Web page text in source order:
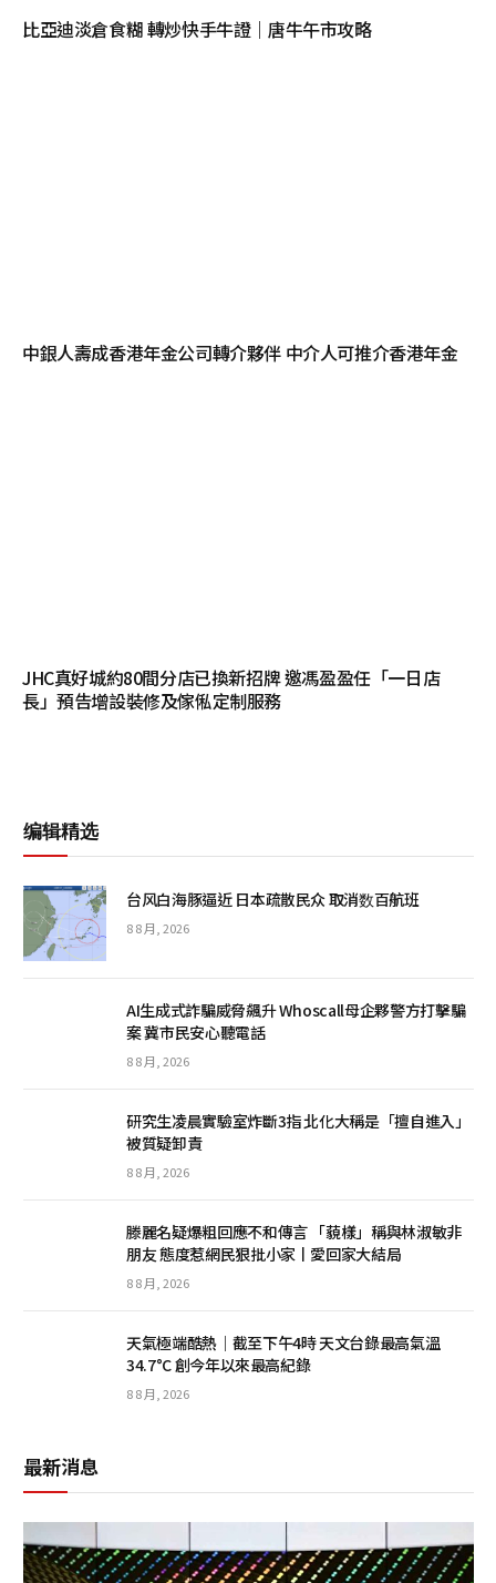
比亞迪淡倉食糊 轉炒快手牛證｜唐牛午市攻略
中銀人壽成香港年金公司轉介夥伴 中介人可推介香港年金
JHC真好城約80間分店已換新招牌 邀馮盈盈任「一日店
長」預告增設裝修及傢俬定制服務
编辑精选
台风白海豚逼近 日本疏散民众 取消数百航班
8 8 月, 2026
AI生成式詐騙威脅飆升 Whoscall母企夥警方打擊騙
案 冀市民安心聽電話
8 8 月, 2026
研究生凌晨實驗室炸斷3指 北化大稱是「擅自進入」
被質疑卸責
8 8 月, 2026
滕麗名疑爆粗回應不和傳言 「藐樣」稱與林淑敏非
朋友 態度惹網民狠批小家丨愛回家大結局
8 8 月, 2026
天氣極端酷熱｜截至下午4時 天文台錄最高氣溫
34.7°C 創今年以來最高紀錄
8 8 月, 2026
最新消息